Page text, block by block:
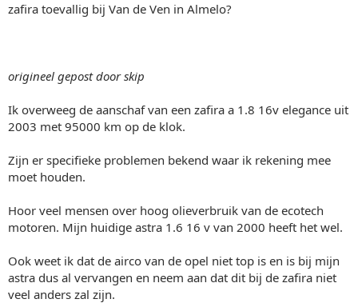
zafira toevallig bij Van de Ven in Almelo?
origineel gepost door skip
Ik overweeg de aanschaf van een zafira a 1.8 16v elegance uit
2003 met 95000 km op de klok.
Zijn er specifieke problemen bekend waar ik rekening mee
moet houden.
Hoor veel mensen over hoog olieverbruik van de ecotech
motoren. Mijn huidige astra 1.6 16 v van 2000 heeft het wel.
Ook weet ik dat de airco van de opel niet top is en is bij mijn
astra dus al vervangen en neem aan dat dit bij de zafira niet
veel anders zal zijn.